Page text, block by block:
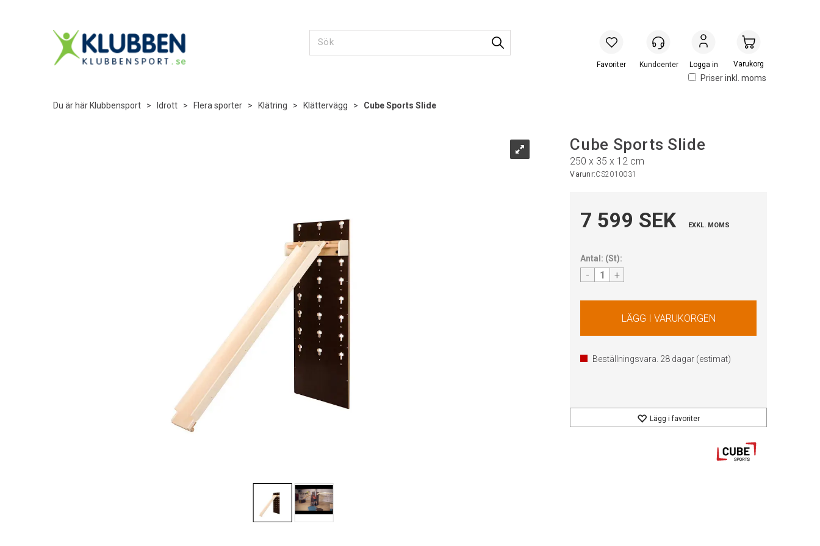
Priser inkl. moms
Logga in Handlevogn
Du är här Klubbensport > Idrott > Flera sporter > Klätring > Klättervägg > Cube Sports Slide
Cube Sports Slide
250 x 35 x 12 cm
Varunr:CS2010031
7 599 SEK EXKL. MOMS
Antal: (St):
- +
Beställningsvara. 28 dagar (estimat)
Lägg i favoriter